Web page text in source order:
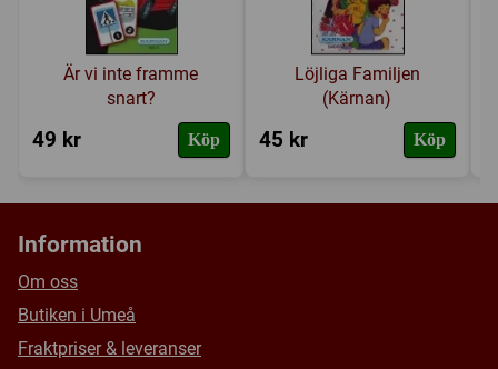
Är vi inte framme
snart?
49 kr Köp
Löjliga Familjen
(Kärnan)
45 kr Köp
Information
Om oss
Butiken i Umeå
Fraktpriser & leveranser